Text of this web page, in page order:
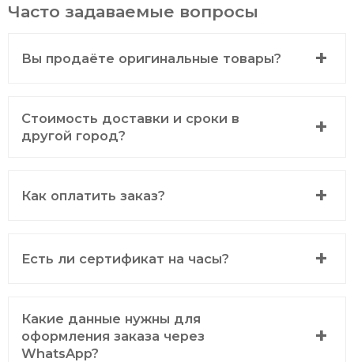
Часто задаваемые вопросы
Вы продаёте оригинальные товары?
Стоимость доставки и сроки в
другой город?
Как оплатить заказ?
Есть ли сертификат на часы?
Какие данные нужны для
оформления заказа через
WhatsApp?